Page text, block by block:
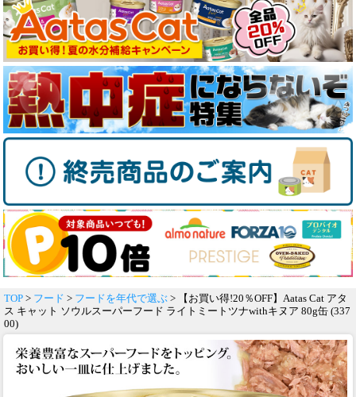
TOP > フード > フードを年代で選ぶ > 【お買い得!20％OFF】Aatas Cat アタ
ス キャット ソウルスーパーフード ライトミートツナwithキヌア 80g缶 (337
00)